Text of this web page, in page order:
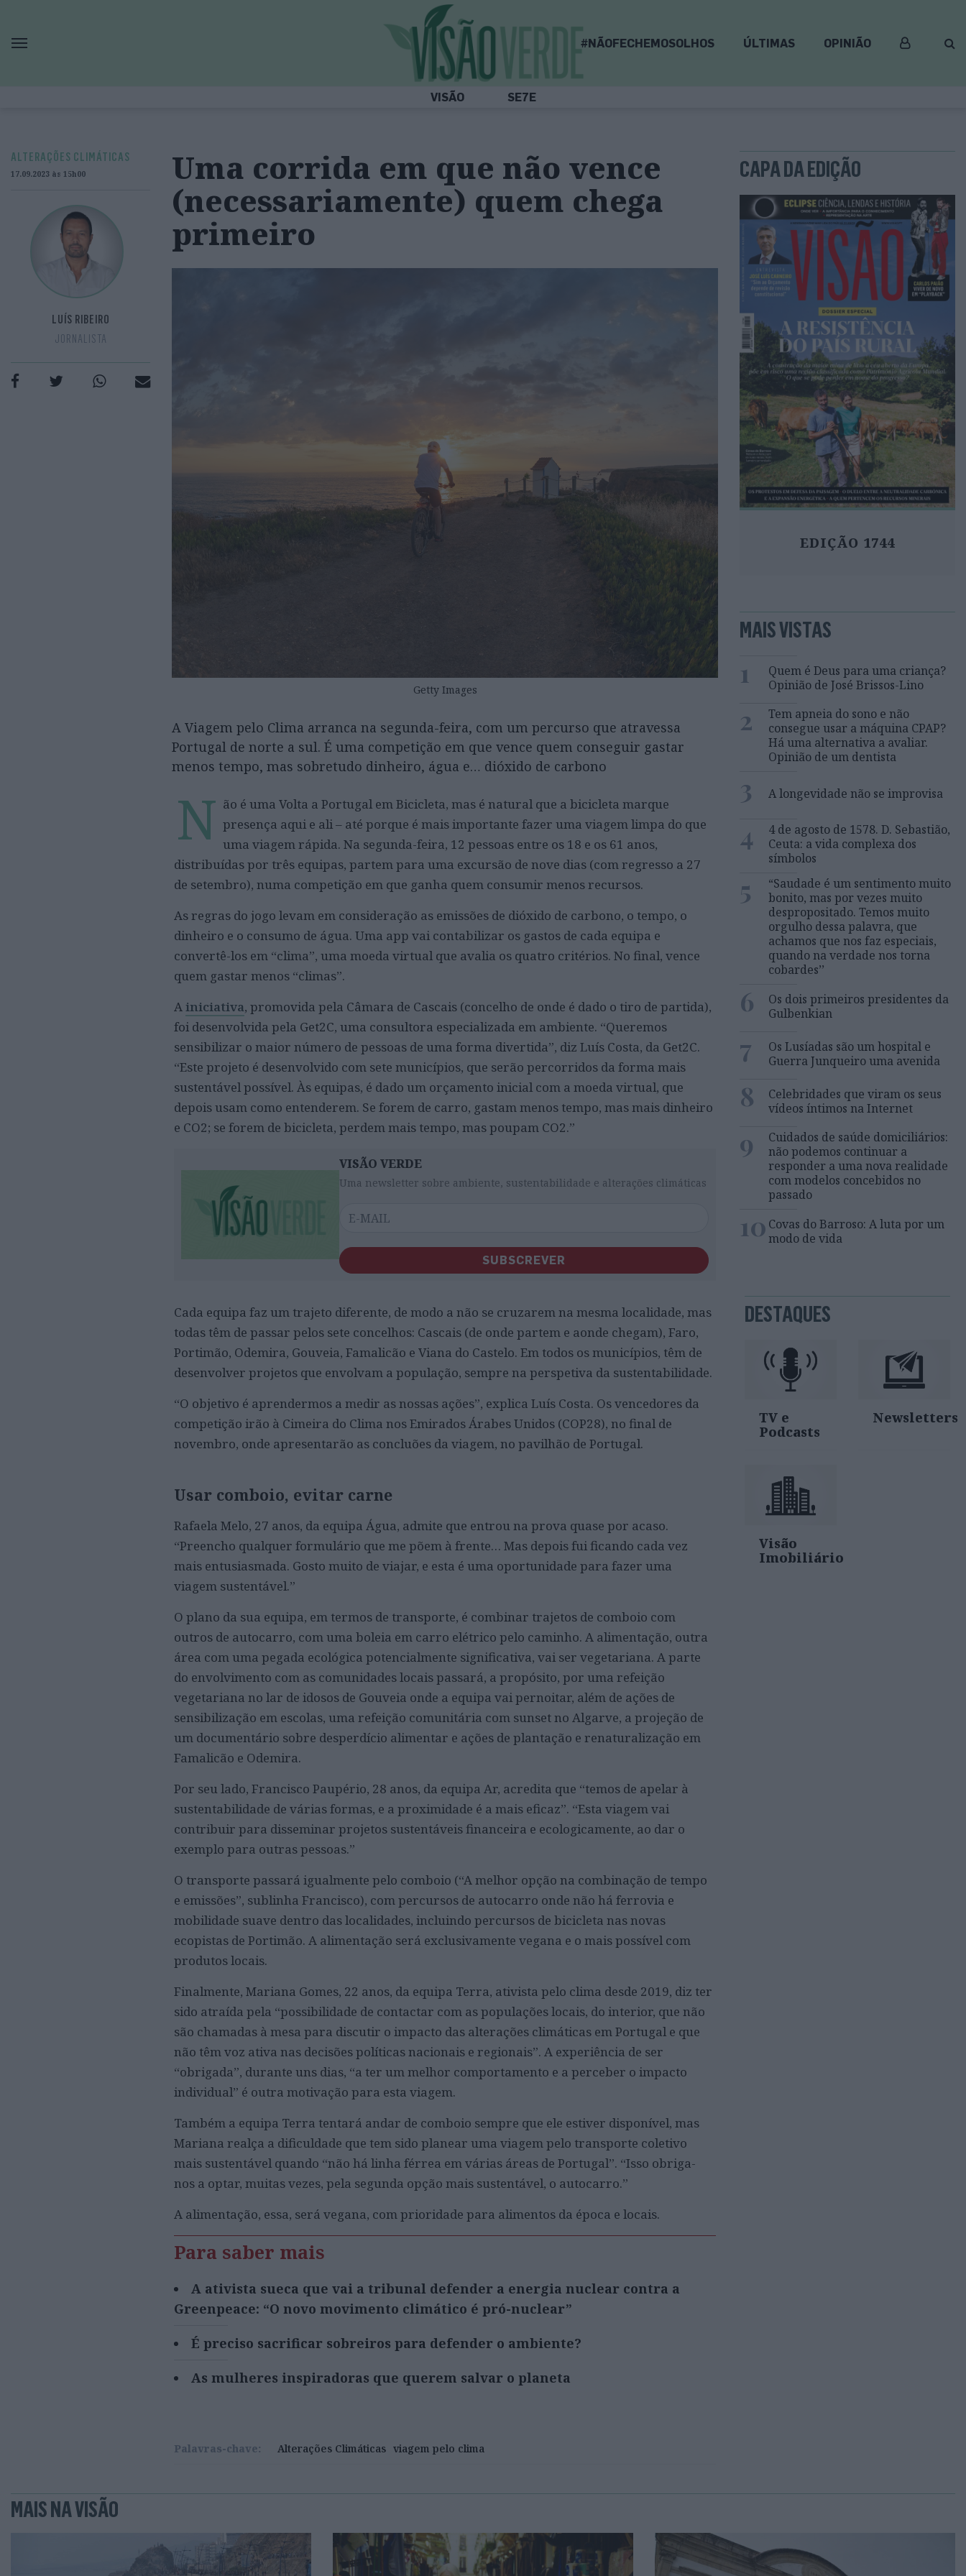
#NÃOFECHEMOSOLHOS ÚLTIMAS OPINIÃO
VISÃO SE7E
ALTERAÇÕES CLIMÁTICAS
17.09.2023 às 15h00
LUÍS RIBEIRO
JORNALISTA
Uma corrida em que não vence
(necessariamente) quem chega
primeiro
Getty Images
A Viagem pelo Clima arranca na segunda-feira, com um percurso que atravessa
Portugal de norte a sul. É uma competição em que vence quem conseguir gastar
menos tempo, mas sobretudo dinheiro, água e… dióxido de carbono
N ão é uma Volta a Portugal em Bicicleta, mas é natural que a bicicleta marque
presença aqui e ali – até porque é mais importante fazer uma viagem limpa do que
uma viagem rápida. Na segunda-feira, 12 pessoas entre os 18 e os 61 anos,
distribuídas por três equipas, partem para uma excursão de nove dias (com regresso a 27
de setembro), numa competição em que ganha quem consumir menos recursos.
As regras do jogo levam em consideração as emissões de dióxido de carbono, o tempo, o
dinheiro e o consumo de água. Uma app vai contabilizar os gastos de cada equipa e
convertê-los em “clima”, uma moeda virtual que avalia os quatro critérios. No final, vence
quem gastar menos “climas”.
Ainiciativa, promovida pela Câmara de Cascais (concelho de onde é dado o tiro de partida),
foi desenvolvida pela Get2C, uma consultora especializada em ambiente. “Queremos
sensibilizar o maior número de pessoas de uma forma divertida”, diz Luís Costa, da Get2C.
“Este projeto é desenvolvido com sete municípios, que serão percorridos da forma mais
sustentável possível. Às equipas, é dado um orçamento inicial com a moeda virtual, que
depois usam como entenderem. Se forem de carro, gastam menos tempo, mas mais dinheiro
e CO2; se forem de bicicleta, perdem mais tempo, mas poupam CO2.”
VISÃO VERDE
Uma newsletter sobre ambiente, sustentabilidade e alterações climáticas
SUBSCREVER
Cada equipa faz um trajeto diferente, de modo a não se cruzarem na mesma localidade, mas
todas têm de passar pelos sete concelhos: Cascais (de onde partem e aonde chegam), Faro,
Portimão, Odemira, Gouveia, Famalicão e Viana do Castelo. Em todos os municípios, têm de
desenvolver projetos que envolvam a população, sempre na perspetiva da sustentabilidade.
“O objetivo é aprendermos a medir as nossas ações”, explica Luís Costa. Os vencedores da
competição irão à Cimeira do Clima nos Emirados Árabes Unidos (COP28), no final de
novembro, onde apresentarão as concluões da viagem, no pavilhão de Portugal.
Usar comboio, evitar carne
Rafaela Melo, 27 anos, da equipa Água, admite que entrou na prova quase por acaso.
“Preencho qualquer formulário que me põem à frente… Mas depois fui ficando cada vez
mais entusiasmada. Gosto muito de viajar, e esta é uma oportunidade para fazer uma
viagem sustentável.”
O plano da sua equipa, em termos de transporte, é combinar trajetos de comboio com
outros de autocarro, com uma boleia em carro elétrico pelo caminho. A alimentação, outra
área com uma pegada ecológica potencialmente significativa, vai ser vegetariana. A parte
do envolvimento com as comunidades locais passará, a propósito, por uma refeição
vegetariana no lar de idosos de Gouveia onde a equipa vai pernoitar, além de ações de
sensibilização em escolas, uma refeição comunitária com sunset no Algarve, a projeção de
um documentário sobre desperdício alimentar e ações de plantação e renaturalização em
Famalicão e Odemira.
Por seu lado, Francisco Paupério, 28 anos, da equipa Ar, acredita que “temos de apelar à
sustentabilidade de várias formas, e a proximidade é a mais eficaz”. “Esta viagem vai
contribuir para disseminar projetos sustentáveis financeira e ecologicamente, ao dar o
exemplo para outras pessoas.”
O transporte passará igualmente pelo comboio (“A melhor opção na combinação de tempo
e emissões”, sublinha Francisco), com percursos de autocarro onde não há ferrovia e
mobilidade suave dentro das localidades, incluindo percursos de bicicleta nas novas
ecopistas de Portimão. A alimentação será exclusivamente vegana e o mais possível com
produtos locais.
Finalmente, Mariana Gomes, 22 anos, da equipa Terra, ativista pelo clima desde 2019, diz ter
sido atraída pela “possibilidade de contactar com as populações locais, do interior, que não
são chamadas à mesa para discutir o impacto das alterações climáticas em Portugal e que
não têm voz ativa nas decisões políticas nacionais e regionais”. A experiência de ser
“obrigada”, durante uns dias, “a ter um melhor comportamento e a perceber o impacto
individual” é outra motivação para esta viagem.
Também a equipa Terra tentará andar de comboio sempre que ele estiver disponível, mas
Mariana realça a dificuldade que tem sido planear uma viagem pelo transporte coletivo
mais sustentável quando “não há linha férrea em várias áreas de Portugal”. “Isso obriga-
nos a optar, muitas vezes, pela segunda opção mais sustentável, o autocarro.”
A alimentação, essa, será vegana, com prioridade para alimentos da época e locais.
Para saber mais
A ativista sueca que vai a tribunal defender a energia nuclear contra a
Greenpeace: “O novo movimento climático é pró-nuclear”
É preciso sacrificar sobreiros para defender o ambiente?
As mulheres inspiradoras que querem salvar o planeta
Palavras-chave: Alterações Climáticas viagem pelo clima
CAPA DA EDIÇÃO
EDIÇÃO 1744
MAIS VISTAS
1
Quem é Deus para uma criança?
Opinião de José Brissos-Lino
2
Tem apneia do sono e não
consegue usar a máquina CPAP?
Há uma alternativa a avaliar.
Opinião de um dentista
3 A longevidade não se improvisa
4
4 de agosto de 1578. D. Sebastião,
Ceuta: a vida complexa dos
símbolos
5
“Saudade é um sentimento muito
bonito, mas por vezes muito
despropositado. Temos muito
orgulho dessa palavra, que
achamos que nos faz especiais,
quando na verdade nos torna
cobardes’’
6
Os dois primeiros presidentes da
Gulbenkian
7
Os Lusíadas são um hospital e
Guerra Junqueiro uma avenida
8
Celebridades que viram os seus
vídeos íntimos na Internet
9
Cuidados de saúde domiciliários:
não podemos continuar a
responder a uma nova realidade
com modelos concebidos no
passado
10 Covas do Barroso: A luta por um
modo de vida
DESTAQUES
TV e
Podcasts
Newsletters
Visão
Imobiliário
MAIS NA VISÃO